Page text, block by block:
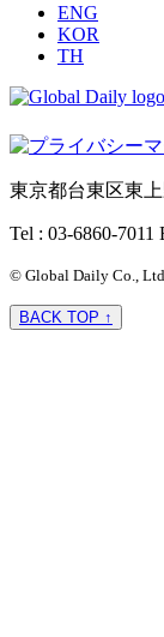
ENG
KOR
TH
東京都台東区東
Tel : 03-6860-7011
© Global Daily Co.,
BACK TOP ↑